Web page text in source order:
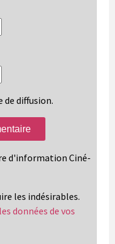
diffusion.
d'information Ciné-
les indésirables.
données de vos